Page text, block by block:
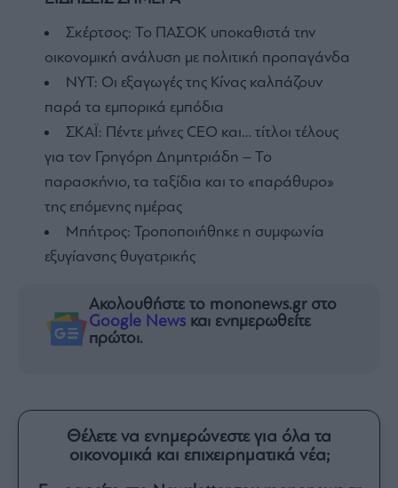
Σκέρτσος: Το ΠΑΣΟΚ υποκαθιστά την
οικονομική ανάλυση με πολιτική προπαγάνδα
NYT: Οι εξαγωγές της Κίνας καλπάζουν
παρά τα εμπορικά εμπόδια
ΣΚΑΪ: Πέντε μήνες CEO και… τίτλοι τέλους
για τον Γρηγόρη Δημητριάδη – Το
παρασκήνιο, τα ταξίδια και το «παράθυρο»
της επόμενης ημέρας
Μπήτρος: Τροποποιήθηκε η συμφωνία
εξυγίανσης θυγατρικής
Ακολουθήστε το mononews.gr στο
Google News και ενημερωθείτε
πρώτοι.
Θέλετε να ενημερώνεστε για όλα τα
οικονομικά και επιχειρηματικά νέα;